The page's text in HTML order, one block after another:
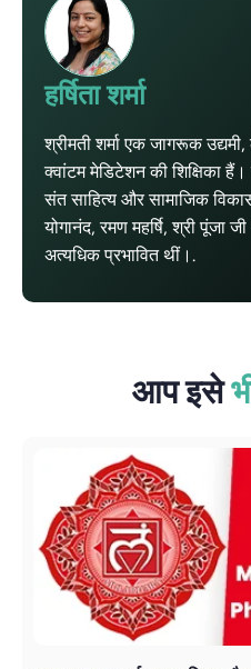
हर्षिता शर्मा
श्रीमती शर्मा एक जागरूक
क्वांटम मेडिटेशन की शिक्षिका
संत साहित्य और सामाजिक
योगानंद, रमण महर्षि, श्री
अत्यधिक प्रभावित थीं।.
आप इसे